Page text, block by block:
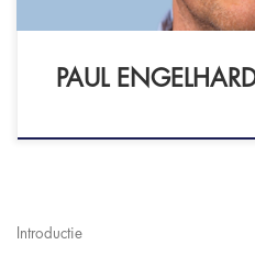
PAUL
Introductie